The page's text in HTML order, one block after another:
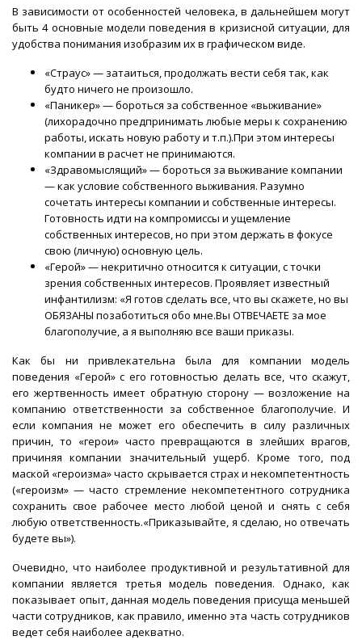
В зависимости от особенностей человека, в дальнейшем могут
быть 4 основные модели поведения в кризисной ситуации, для
удобства понимания изобразим их в графическом виде.
«Страус» — затаиться, продолжать вести себя так, как
будто ничего не произошло.
«Паникер» — бороться за собственное «выживание»
(лихорадочно предпринимать любые меры к сохранению
работы, искать новую работу и т.п.).При этом интересы
компании в расчет не принимаются.
«Здравомыслящий» — бороться за выживание компании
— как условие собственного выживания. Разумно
сочетать интересы компании и собственные интересы.
Готовность идти на компромиссы и ущемление
собственных интересов, но при этом держать в фокусе
свою (личную) основную цель.
«Герой» — некритично относится к ситуации, с точки
зрения собственных интересов. Проявляет известный
инфантилизм: «Я готов сделать все, что вы скажете, но вы
ОБЯЗАНЫ позаботиться обо мне.Вы ОТВЕЧАЕТЕ за мое
благополучие, а я выполняю все ваши приказы.
Как бы ни привлекательна была для компании модель
поведения «Герой» с его готовностью делать все, что скажут,
его жертвенность имеет обратную сторону — возложение на
компанию ответственности за собственное благополучие. И
если компания не может его обеспечить в силу различных
причин, то «герои» часто превращаются в злейших врагов,
причиняя компании значительный ущерб. Кроме того, под
маской «героизма» часто скрывается страх и некомпетентность
(«героизм» — часто стремление некомпетентного сотрудника
сохранить свое рабочее место любой ценой и снять с себя
любую ответственность.«Приказывайте, я сделаю, но отвечать
будете вы»).
Очевидно, что наиболее продуктивной и результативной для
компании является третья модель поведения. Однако, как
показывает опыт, данная модель поведения присуща меньшей
части сотрудников, как правило, именно эта часть сотрудников
ведет себя наиболее адекватно.